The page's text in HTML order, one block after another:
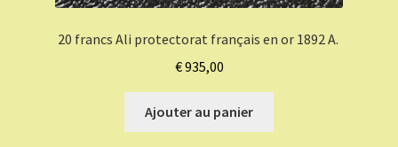
20 francs Ali protectorat français en or 1892 A.
€935,00
Ajouter au panier